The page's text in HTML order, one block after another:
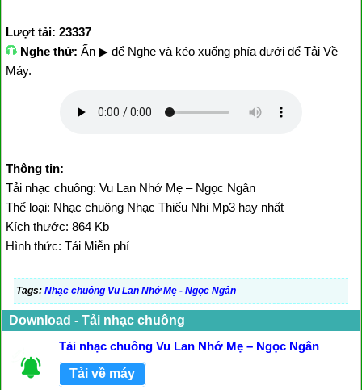
Lượt tải: 23337
Nghe thử: Ấn ▶ để Nghe và kéo xuống phía dưới để Tải Về
Máy.
Thông tin:
Tải nhạc chuông: Vu Lan Nhớ Mẹ – Ngọc Ngân
Thể loại: Nhạc chuông Nhạc Thiếu Nhi Mp3 hay nhất
Kích thước: 864 Kb
Hình thức: Tải Miễn phí
Tags: Nhạc chuông Vu Lan Nhớ Mẹ - Ngọc Ngân
Download - Tải nhạc chuông
Tải nhạc chuông Vu Lan Nhớ Mẹ – Ngọc Ngân
Tải về máy